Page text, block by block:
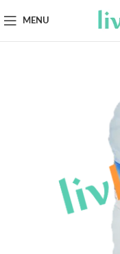
MENU